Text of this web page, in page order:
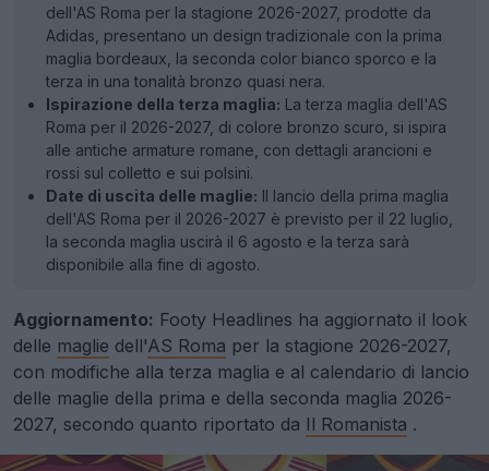
dell'AS Roma per la stagione 2026-2027, prodotte da
Adidas, presentano un design tradizionale con la prima
maglia bordeaux, la seconda color bianco sporco e la
terza in una tonalità bronzo quasi nera.
Ispirazione della terza maglia: La terza maglia dell'AS
Roma per il 2026-2027, di colore bronzo scuro, si ispira
alle antiche armature romane, con dettagli arancioni e
rossi sul colletto e sui polsini.
Date di uscita delle maglie: Il lancio della prima maglia
dell'AS Roma per il 2026-2027 è previsto per il 22 luglio,
la seconda maglia uscirà il 6 agosto e la terza sarà
disponibile alla fine di agosto.
Aggiornamento: Footy Headlines ha aggiornato il look
delle maglie dell'AS Roma per la stagione 2026-2027,
con modifiche alla terza maglia e al calendario di lancio
delle maglie della prima e della seconda maglia 2026-
2027, secondo quanto riportato da Il Romanista .